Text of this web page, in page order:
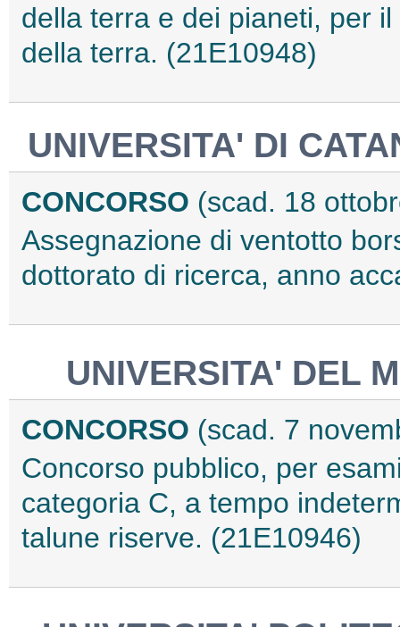
della terra e dei pianeti, per
della terra. (21E10948)
UNIVERSITA' DI
CONCORSO (scad. 18
Assegnazione di ventotto
dottorato di ricerca, anno
UNIVERSITA' DEL
CONCORSO (scad. 7
Concorso pubblico, per
categoria C, a tempo
talune riserve. (21E10946)